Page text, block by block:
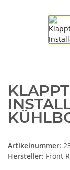
Artikelnummer:
Hersteller: Front